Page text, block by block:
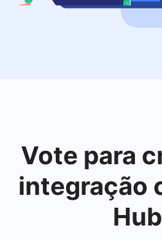
Vote para
integração
Hub